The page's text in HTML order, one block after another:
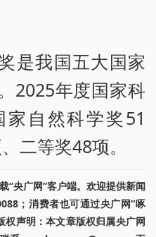
是我国五大国家
2025年度国家科
自然科学奖51
二等奖48项。
“央广网”客户端。欢迎提供新闻
；消费者也可通过央广网“啄
权声明：本文章版权归属央广网